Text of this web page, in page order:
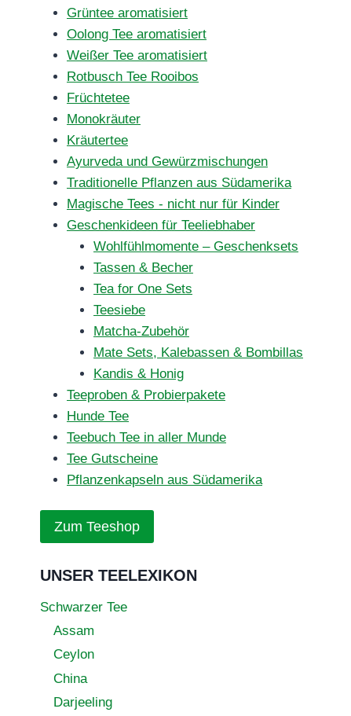
Grüntee aromatisiert
Oolong Tee aromatisiert
Weißer Tee aromatisiert
Rotbusch Tee Rooibos
Früchtetee
Monokräuter
Kräutertee
Ayurveda und Gewürzmischungen
Traditionelle Pflanzen aus Südamerika
Magische Tees - nicht nur für Kinder
Geschenkideen für Teeliebhaber
Wohlfühlmomente – Geschenksets
Tassen & Becher
Tea for One Sets
Teesiebe
Matcha-Zubehör
Mate Sets, Kalebassen & Bombillas
Kandis & Honig
Teeproben & Probierpakete
Hunde Tee
Teebuch Tee in aller Munde
Tee Gutscheine
Pflanzenkapseln aus Südamerika
Zum Teeshop
UNSER TEELEXIKON
Schwarzer Tee
Assam
Ceylon
China
Darjeeling